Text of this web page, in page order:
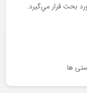
بحث قرار مي‌گيرد.
ها